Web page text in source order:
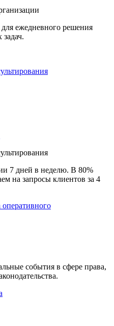
ежедневного решения
7 дней в неделю. В 80%
на запросы клиентов за 4
события в сфере права,